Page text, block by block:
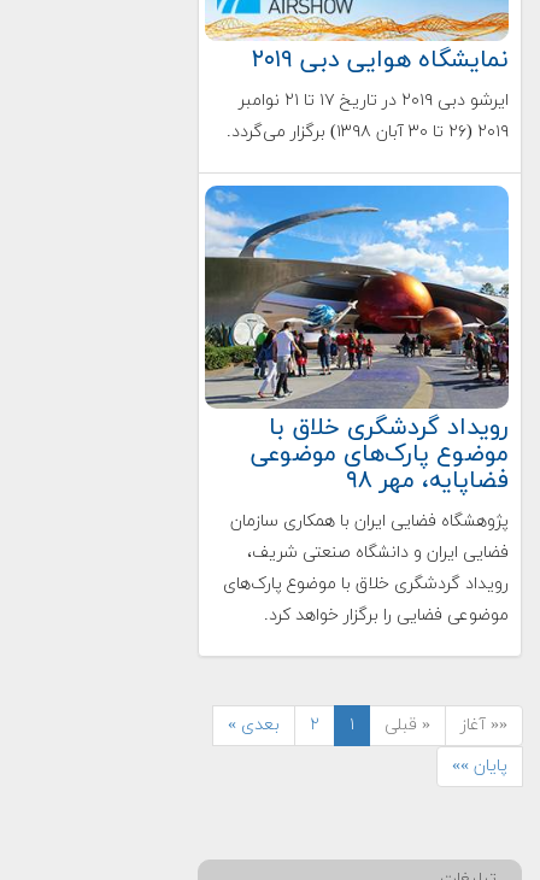
نمایشگاه هوایی دبی ۲۰۱۹
ایرشو دبی ۲۰۱۹ در تاریخ ۱۷ تا ۲۱ نوامبر
۲۰۱۹ (۲۶ تا ۳۰ آبان ۱۳۹۸) برگزار می‌گردد.
رویداد گردشگری خلاق با
موضوع پارک‌های موضوعی
فضاپایه، مهر ۹۸
پژوهشگاه فضایی ایران با همکاری سازمان
فضایی ایران و دانشگاه صنعتی شریف،
رویداد گردشگری خلاق با موضوع پارک‌های
موضوعی فضایی را برگزار خواهد کرد.
«« آغاز « قبلی ۱ ۲
بعدی »
پایان »»